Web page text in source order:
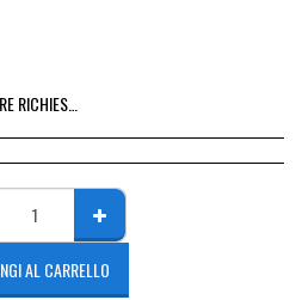
IL RIMBORSO VIENE EMESSO ALLA CONSEGNA DEL RICAMBIO IN SEDE.
AL CARRELLO